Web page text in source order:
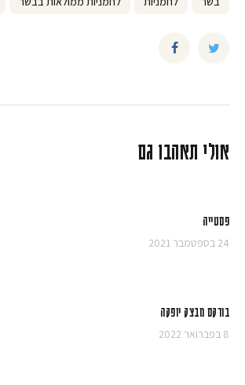
אולי תאהבו גם
פסטייה
24 בספטמבר 2021
בורקס מבצק יופקה
8 בפברואר 2022